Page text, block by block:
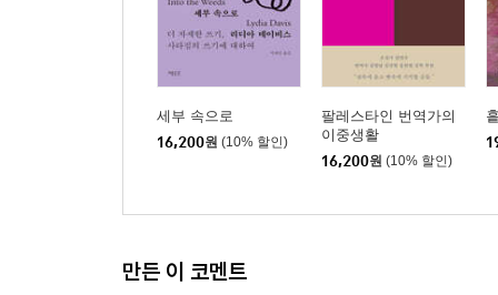
세부 속으로
16,200원 (10% 할인)
팔레스타인 번역가의
이중생활
16,200원 (10% 할인)
만든 이 코멘트